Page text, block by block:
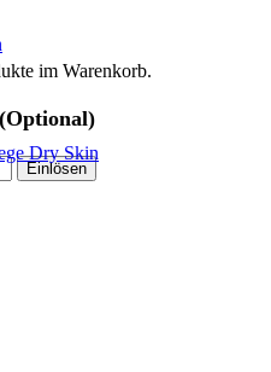
im Warenkorb.
(Optional)
Dry Skin